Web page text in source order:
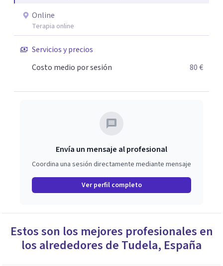
Online
Terapia online
Servicios y precios
Costo medio por sesión
80 €
Envía un mensaje al profesional
Coordina una sesión directamente mediante mensaje
Ver perfil completo
Estos son los mejores profesionales en
los alrededores de Tudela, España